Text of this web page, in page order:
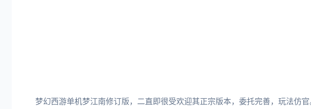
梦幻西游单机梦江南修订版，二直即很受欢迎其正宗版本，委托完善，玩法仿官